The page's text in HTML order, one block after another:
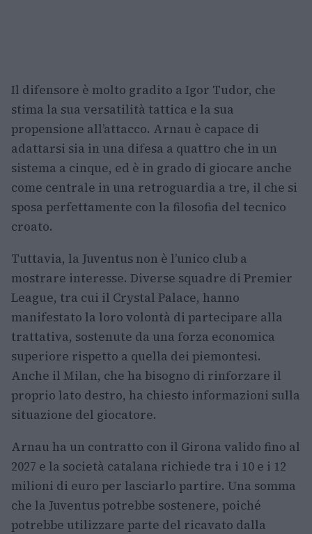
Il difensore è molto gradito a Igor Tudor, che
stima la sua versatilità tattica e la sua
propensione all’attacco. Arnau è capace di
adattarsi sia in una difesa a quattro che in un
sistema a cinque, ed è in grado di giocare anche
come centrale in una retroguardia a tre, il che si
sposa perfettamente con la filosofia del tecnico
croato.
Tuttavia, la Juventus non è l’unico club a
mostrare interesse. Diverse squadre di Premier
League, tra cui il Crystal Palace, hanno
manifestato la loro volontà di partecipare alla
trattativa, sostenute da una forza economica
superiore rispetto a quella dei piemontesi.
Anche il Milan, che ha bisogno di rinforzare il
proprio lato destro, ha chiesto informazioni sulla
situazione del giocatore.
Arnau ha un contratto con il Girona valido fino al
2027 e la società catalana richiede tra i 10 e i 12
milioni di euro per lasciarlo partire. Una somma
che la Juventus potrebbe sostenere, poiché
potrebbe utilizzare parte del ricavato dalla